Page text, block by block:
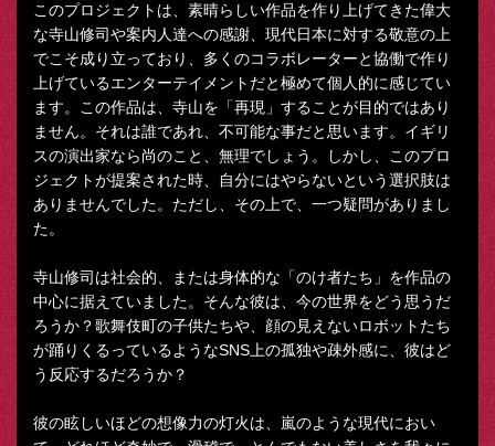
このプロジェクトは、素晴らしい作品を作り上げてきた偉大
な寺山修司や案内人達への感謝、現代日本に対する敬意の上
でこそ成り立っており、多くのコラボレーターと協働で作り
上げているエンターテイメントだと極めて個人的に感じてい
ます。この作品は、寺山を「再現」することが目的ではあり
ません。それは誰であれ、不可能な事だと思います。イギリ
スの演出家なら尚のこと、無理でしょう。しかし、このプロ
ジェクトが提案された時、自分にはやらないという選択肢は
ありませんでした。ただし、その上で、一つ疑問がありまし
た。
寺山修司は社会的、または身体的な「のけ者たち」を作品の
中心に据えていました。そんな彼は、今の世界をどう思うだ
ろうか？歌舞伎町の子供たちや、顔の見えないロボットたち
が踊りくるっているようなSNS上の孤独や疎外感に、彼はど
う反応するだろうか？
彼の眩しいほどの想像力の灯火は、嵐のような現代におい